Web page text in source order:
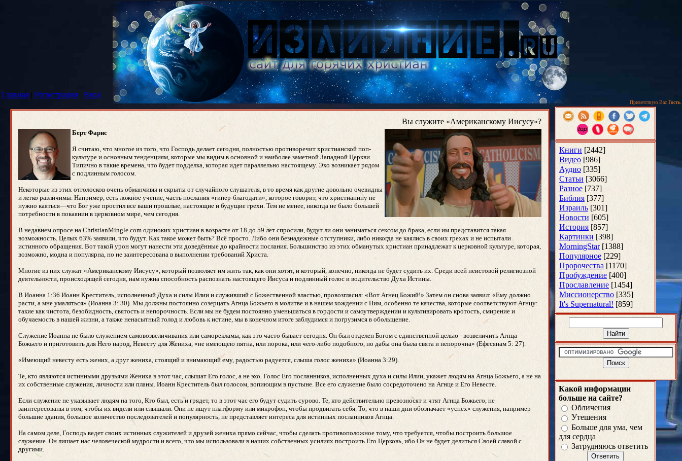
Главная | Регистрация | Вход
Приветствую Вас Гость
Вы служите «Американскому Иисусу»?
Берт Фарис
Я считаю, что многое из того, что Господь делает сегодня, полностью противоречит христианской поп-
культуре и основным тенденциям, которые мы видим в основной и наиболее заметной Западной Церкви.
Типично в такие времена, что будет подделка, которая идет параллельно настоящему. Эхо возникает рядом
с подлинным голосом.
Некоторые из этих отголосков очень обманчивы и скрыты от случайного слушателя, в то время как другие довольно очевидны
и легко различимы. Например, есть ложное учение, часть послания «гипер-благодати», которое говорит, что христианину не
нужно каяться—что Бог уже простил все ваши прошлые, настоящие и будущие грехи. Тем не менее, никогда не было большей
потребности в покаянии в церковном мире, чем сегодня.
В недавнем опросе на ChristianMingle.com одиноких христиан в возрасте от 18 до 59 лет спросили, будут ли они заниматься сексом до брака, если им представится такая
возможность. Целых 63% заявили, что будут. Как такое может быть? Всё просто. Либо они безнадежные отступники, либо никогда не каялись в своих грехах и не испытали
истинного обращения. Вот такой урон могут нанести эти доведённые до крайности послания. Большинство из этих обманутых христиан принадлежат к церковной культуре, которая,
возможно, модна и популярна, но не заинтересована в выполнении требований Христа.
Многие из них служат «Американскому Иисусу», который позволяет им жить так, как они хотят, и который, конечно, никогда не будет судить их. Среди всей неистовой религиозной
деятельности, происходящей сегодня, нам нужна способность распознать настоящего Иисуса и подлинный голос и водительство Духа Истины.
В Иоанна 1:36 Иоанн Креститель, исполненный Духа и силы Илии и служивший с Божественной властью, провозгласил: «Вот Агнец Божий!» Затем он снова заявил: «Ему должно
расти, а мне умаляться» (Иоанна 3: 30). Мы должны постоянно созерцать Агнца Божьего в молитве и в нашем хождении с Ним, особенно те качества, которые соответствуют Агнцу:
такие как чистота, безобидность, святость и непорочность. Если мы не будем постоянно уменьшаться в гордости и самоутверждении и культивировать кротость, смирение и
обучаемость в нашей жизни, а также ненасытный голод и любовь к истине, мы в конечном итоге заблудимся и погрузимся в обольщение.
Служение Иоанна не было служением самовозвеличивания или саморекламы, как это часто бывает сегодня. Он был отделен Богом с единственной целью - возвеличить Агнца
Божьего и приготовить для Него народ, Невесту для Жениха, «не имеющею пятна, или порока, или чего-либо подобного, но дабы она была свята и непорочна» (Ефесянам 5: 27).
«Имеющий невесту есть жених, а друг жениха, стоящий и внимающий ему, радостью радуется, слыша голос жениха» (Иоанна 3:29).
Те, кто являются истинными друзьями Жениха в этот час, слышат Его голос, а не эхо. Голос Его посланников, исполненных духа и силы Илии, укажет людям на Агнца Божьего, а не на
их собственные служения, личности или планы. Иоанн Креститель был голосом, вопиющим в пустыне. Все его служение было сосредоточено на Агнце и Его Невесте.
Если служение не указывает людям на того, Кто был, есть и грядет, то в этот час его будут судить сурово. Те, кто действительно превозносят и чтят Агнца Божьего, не
заинтересованы в том, чтобы их видели или слышали. Они не ищут платформу или микрофон, чтобы продвигать себя. То, что в наши дни обозначает «успех» служения, например
большие здания, большое количество последователей и популярность, не представляет интереса для истинных посланников Агнца.
На самом деле, Господь ведет своих истинных служителей и друзей жениха прямо сейчас, чтобы сделать противоположное тому, что требуется, чтобы построить большое
служение. Он лишает нас человеческой мудрости и всего, что мы использовали в наших собственных усилиях построить Его Церковь, ибо Он не будет делиться Своей славой с
другими.
Книги [2442]
Видео [986]
Аудио [335]
Статьи [3066]
Разное [737]
Библия [377]
Израиль [301]
Новости [605]
История [857]
Картинки [398]
MorningStar [1388]
Популярное [229]
Пророчества [1170]
Пробуждение [400]
Прославление [1454]
Миссионерство [335]
It's Supernatural! [859]
Какой информации
больше на сайте?
Обличения
Утешения
Больше для ума, чем
для сердца
Затрудняюсь ответить